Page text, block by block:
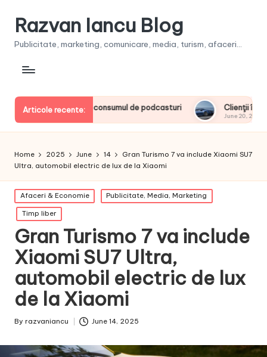
Razvan Iancu Blog
Publicitate, marketing, comunicare, media, turism, afaceri...
Articole recente:
la consumul de podcasturi Clienţii își vor putea
June 20, 2026
Home 2025 June 14
Gran Turismo 7 va include Xiaomi SU7
Ultra, automobil electric de lux de la Xiaomi
Posted
in
Afaceri & Economie Publicitate, Media, Marketing
Timp liber
Gran Turismo 7 va include
Xiaomi SU7 Ultra,
automobil electric de lux
de la Xiaomi
Posted
By razvaniancu June 14, 2025